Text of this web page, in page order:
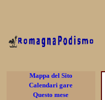
Mappa del Sito
Calendari gare
Questo mese